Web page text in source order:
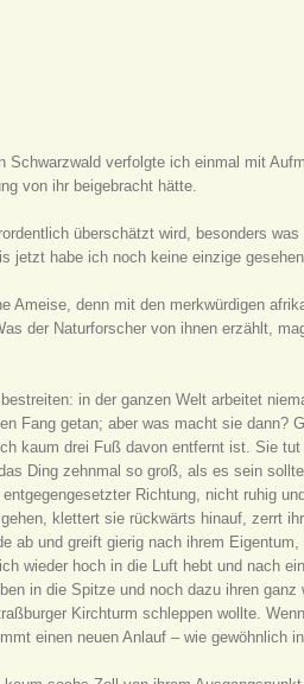
Schwarzwald verfolgte ich einmal mit
von ihr beigebracht hätte.
überschätzt wird, besonders
jetzt habe ich noch keine einzige
Ameise, denn mit den merkwürdigen
der Naturforscher von ihnen erzählt,
in der ganzen Welt arbeitet
Fang getan; aber was macht sie dann?
kaum drei Fuß davon entfernt ist. Sie
Ding zehnmal so groß, als es sein
Richtung, nicht ruhig
klettert sie rückwärts hinauf, zerrt
ab und greift gierig nach ihrem
wieder hoch in die Luft hebt und nach
in die Spitze und noch dazu ihren
Kirchturm schleppen wollte.
einen neuen Anlauf – wie gewöhnlich